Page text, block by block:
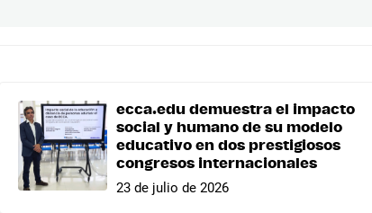
ecca.edu demuestra el impacto
social y humano de su modelo
educativo en dos prestigiosos
congresos internacionales
23 de julio de 2026